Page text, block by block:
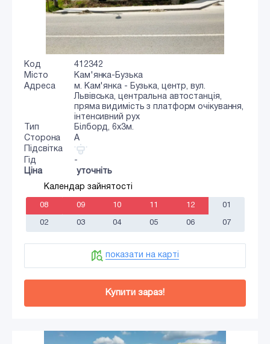
Код
412342
Місто
Кам'янка-Бузька
Адреса
м. Кам'янка - Бузька, центр, вул.
Львівська, центральна автостанція,
пряма видимість з платформ очікування,
інтенсивний рух
Тип
Білборд, 6x3м.
Сторона
A
Підсвітка
Гід
-
Ціна
уточніть
Календар зайнятості
08 09 10 11 12 01
02 03 04 05 06 07
показати на карті
Купити зараз!